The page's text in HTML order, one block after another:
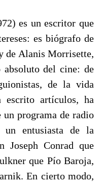
es un escritor que
es biógrafo de
de Alanis Morrisette,
del cine: de
de la vida
escrito artículos, ha
un programa de radio
un entusiasta de la
Joseph Conrad que
que Pío Baroja,
En cierto modo,